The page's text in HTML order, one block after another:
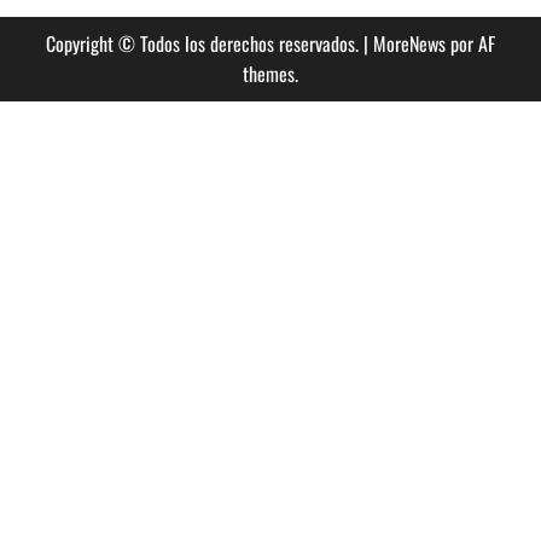
Copyright © Todos los derechos reservados. | MoreNewspor AF
themes.